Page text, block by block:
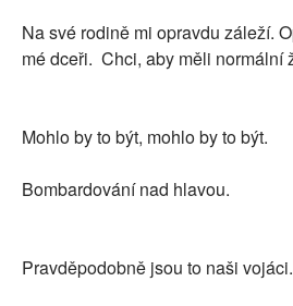
Na své rodině mi opravdu záleží.
mé dceři. Chci, aby měli normální
Mohlo by to být, mohlo by to být.
Bombardování nad hlavou.
Pravděpodobně jsou to naši vojáci.